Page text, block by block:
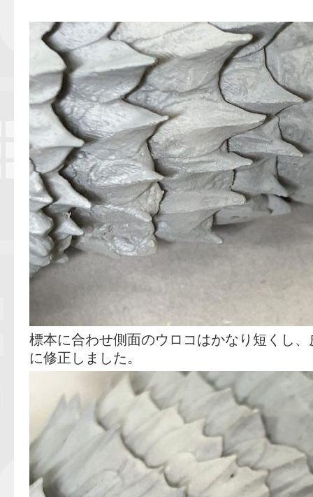
標本に合わせ側面のウロコはかなり短くし
に修正しました。